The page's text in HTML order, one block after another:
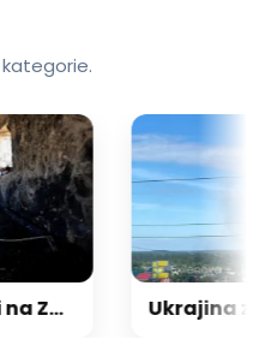
Židovští osadníci na Západním břehu napadají Palestince a kritizují i vlastní armádu